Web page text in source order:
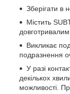
Зберігати в
Містить
Викликає
подразнення
У разі
декількох
можливості.